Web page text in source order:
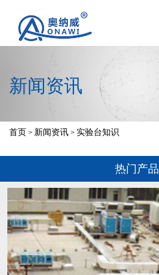
新闻资讯
首页 > 新闻资讯 > 实验台知识
热门产品